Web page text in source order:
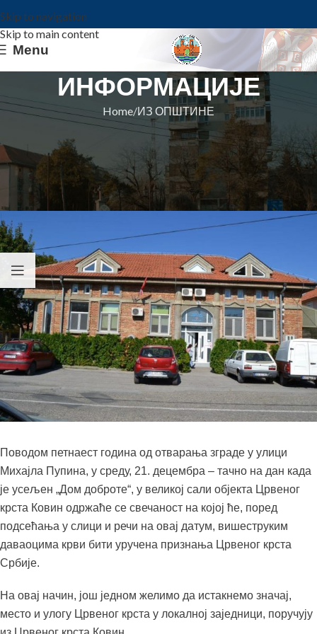
Skip to navigation
Skip to main content
Menu
ИНФОРМАЦИЈЕ
Home ИЗ ОПШТИНЕ
ИЗ ОПШТИНЕ
СВЕЧАНОСТ У ДОМУ ЦРВЕНОГ
КРСТА КОВИН
Општина Ковин On 20. decembar 2022.
Поводом петнаест година од отварања зграде у улици
Михајла Пупина, у среду, 21. децембра – тачно на дан када
је усељен „Дом доброте“, у великој сали објекта Црвеног
крста Ковин одржаће се свечаност на којој ће, поред
подсећања у слици и речи на овај датум, вишеструким
даваоцима крви бити уручена признања Црвеног крста
Србије.
На овај начин, још једном желимо да истакнемо значај,
место и улогу Црвеног крста у локалној заједници, поручују